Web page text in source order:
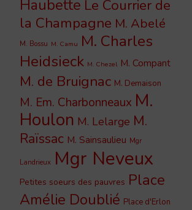
Haubette Le Courrier de
la Champagne M. Abelé
M. Bossu M. Camu M. Charles
Heidsieck M. Chezel M. Compant
M. de Bruignac M. Demaison
M. Em. Charbonneaux M.
Houlon M. Lelarge M.
Raïssac M. Sainsaulieu Mgr
Landrieux Mgr Neveux
Petites soeurs des pauvres Place
Amélie Doublié Place d'Erlon